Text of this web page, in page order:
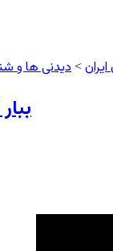
> دیدنی ها و